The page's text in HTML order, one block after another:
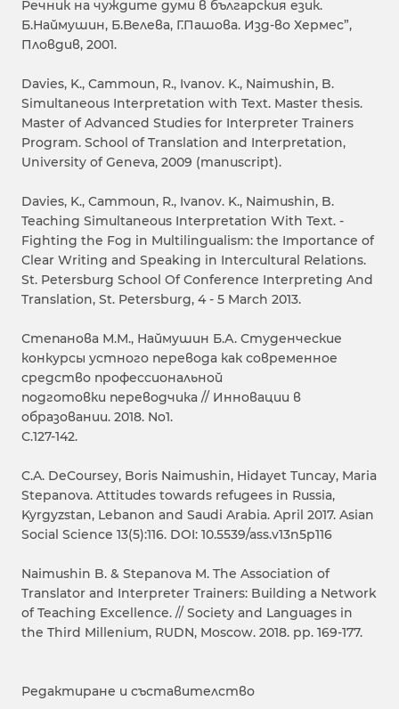
Речник на чуждите думи в българския език.
Б.Наймушин, Б.Велева, Г.Пашова. Изд-во Хермес”,
Пловдив, 2001.
Davies, K., Cammoun, R., Ivanov. K., Naimushin, B.
Simultaneous Interpretation with Text. Master thesis.
Master of Advanced Studies for Interpreter Trainers
Program. School of Translation and Interpretation,
University of Geneva, 2009 (manuscript).
Davies, K., Cammoun, R., Ivanov. K., Naimushin, B.
Teaching Simultaneous Interpretation With Text. -
Fighting the Fog in Multilingualism: the Importance of
Clear Writing and Speaking in Intercultural Relations.
St. Petersburg School Of Conference Interpreting And
Translation, St. Petersburg, 4 - 5 March 2013.
Степанова М.М., Наймушин Б.А. Студенческие
конкурсы устного перевода как современное
средство профессиональной
подготовки переводчика // Инновации в
образовании. 2018. No1.
С.127-142.
C.A. DeCoursey, Boris Naimushin, Hidayet Tuncay, Maria
Stepanova. Attitudes towards refugees in Russia,
Kyrgyzstan, Lebanon and Saudi Arabia. April 2017. Asian
Social Science 13(5):116. DOI: 10.5539/ass.v13n5p116
Naimushin B. & Stepanova M. The Association of
Translator and Interpreter Trainers: Building a Network
of Teaching Excellence. // Society and Languages in
the Third Millenium, RUDN, Moscow. 2018. pp. 169-177.
Редактиране и съставителство